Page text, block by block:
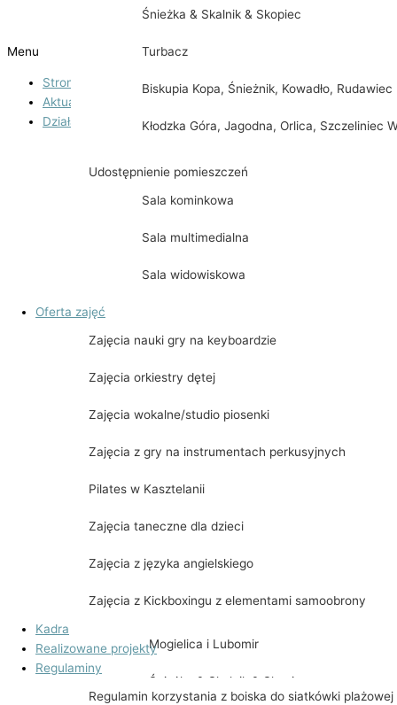
Śnieżka & Skalnik & Skopiec
Turbacz
Biskupia Kopa, Śnieżnik, Kowadło, Rudawiec
Kłodzka Góra, Jagodna, Orlica, Szczeliniec
Udostępnienie pomieszczeń
Sala kominkowa
Sala multimedialna
Sala widowiskowa
Oferta zajęć
Zajęcia nauki gry na keyboardzie
Zajęcia orkiestry dętej
Zajęcia wokalne/studio piosenki
Zajęcia z gry na instrumentach perkusyjnych
Pilates w Kasztelanii
Zajęcia taneczne dla dzieci
Zajęcia z języka angielskiego
Zajęcia z Kickboxingu z elementami samoobrony
Kadra
Realizowane projekty
Regulaminy
Regulamin korzystania z boiska do siatkówki plażowej
Menu
Strona główna
Aktualności
Działalność
Historia powstania
Gmina Kije Zdobywa Koronę Gór Polski
Wielki
Lackowa
Mogielica i Lubomir
Śnieżka & Skalnik & Skopiec